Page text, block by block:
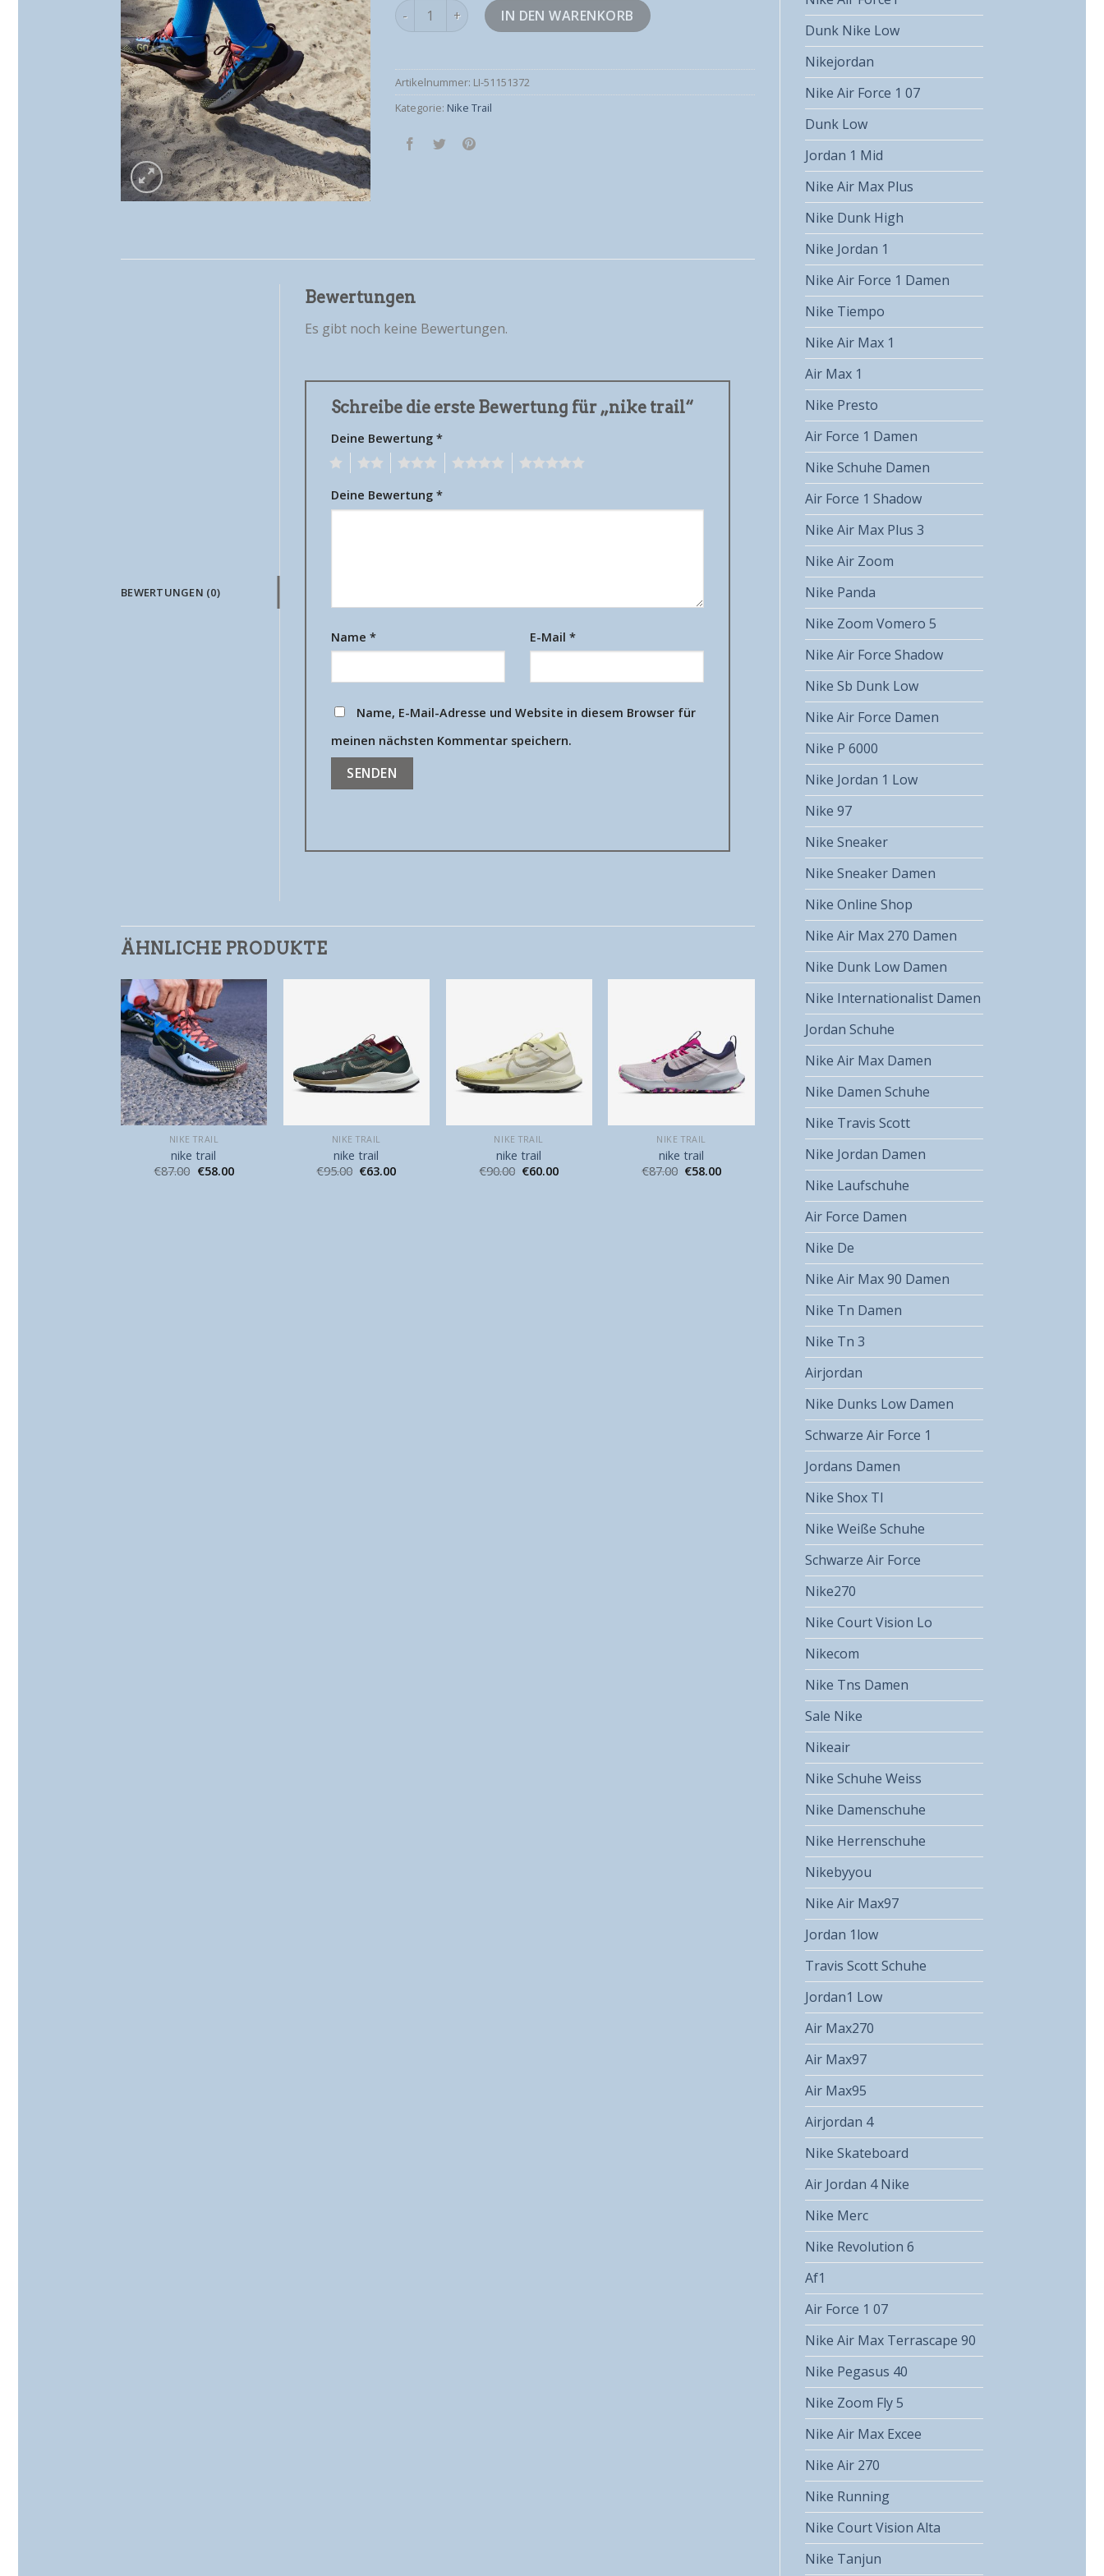
Dunk Nike Low
Nikejordan
Nike Air Force 1 07
Dunk Low
Jordan 1 Mid
Nike Air Max Plus
Nike Dunk High
Nike Jordan 1
Nike Air Force 1 Damen
Nike Tiempo
Nike Air Max 1
Air Max 1
Nike Presto
Air Force 1 Damen
Nike Schuhe Damen
Air Force 1 Shadow
Nike Air Max Plus 3
Nike Air Zoom
Nike Panda
Nike Zoom Vomero 5
Nike Air Force Shadow
Nike Sb Dunk Low
Nike Air Force Damen
Nike P 6000
Nike Jordan 1 Low
Nike 97
Nike Sneaker
Nike Sneaker Damen
Nike Online Shop
Nike Air Max 270 Damen
Nike Dunk Low Damen
Nike Internationalist Damen
Jordan Schuhe
Nike Air Max Damen
Nike Damen Schuhe
Nike Travis Scott
Nike Jordan Damen
Nike Laufschuhe
Air Force Damen
Nike De
Nike Air Max 90 Damen
Nike Tn Damen
Nike Tn 3
Airjordan
Nike Dunks Low Damen
Schwarze Air Force 1
Jordans Damen
Nike Shox Tl
Nike Weiße Schuhe
Schwarze Air Force
Nike270
Nike Court Vision Lo
Nikecom
Nike Tns Damen
Sale Nike
Nikeair
Nike Schuhe Weiss
Nike Damenschuhe
Nike Herrenschuhe
Nikebyyou
Nike Air Max97
Jordan 1low
Travis Scott Schuhe
Jordan1 Low
Air Max270
Air Max97
Air Max95
Airjordan 4
Nike Skateboard
Air Jordan 4 Nike
Nike Merc
Nike Revolution 6
Af1
Air Force 1 07
Nike Air Max Terrascape 90
Nike Pegasus 40
Nike Zoom Fly 5
Nike Air Max Excee
Nike Air 270
Nike Running
Nike Court Vision Alta
Nike Tanjun
nike trail Menge IN DEN WARENKORB
Artikelnummer: LI-51151372
Kategorie: Nike Trail
BEWERTUNGEN (0)
Bewertungen
Es gibt noch keine Bewertungen.
Schreibe die erste Bewertung für „nike trail“
Deine Bewertung *
Deine Bewertung *
Name * E-Mail *
Name, E-Mail-Adresse und Website in diesem Browser für
meinen nächsten Kommentar speichern.
ÄHNLICHE PRODUKTE
NIKE TRAIL
nike trail
€87.00 €58.00
NIKE TRAIL
nike trail
€95.00 €63.00
NIKE TRAIL
nike trail
€90.00 €60.00
NIKE TRAIL
nike trail
€87.00 €58.00